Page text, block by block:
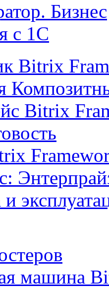
Бизнес
с 1С
Bitrix
Bitrix
и
машина